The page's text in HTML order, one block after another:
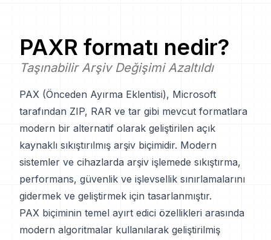
PAXR formatı nedir?
Taşınabilir Arşiv Değişimi Azaltıldı
PAX (Önceden Ayırma Eklentisi), Microsoft
tarafından ZIP, RAR ve tar gibi mevcut formatlara
modern bir alternatif olarak geliştirilen açık
kaynaklı sıkıştırılmış arşiv biçimidir. Modern
sistemler ve cihazlarda arşiv işlemede sıkıştırma,
performans, güvenlik ve işlevsellik sınırlamalarını
gidermek ve geliştirmek için tasarlanmıştır.
PAX biçiminin temel ayırt edici özellikleri arasında
modern algoritmalar kullanılarak geliştirilmiş